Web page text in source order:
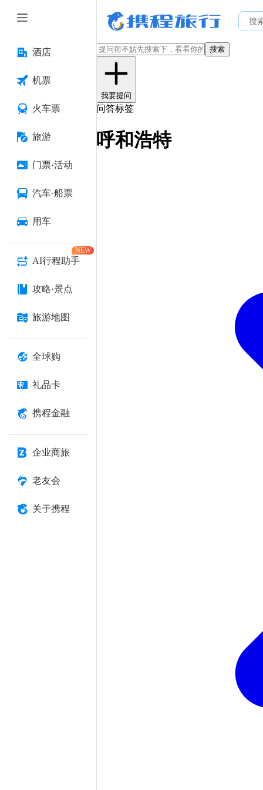
酒店
机票
火车票
旅游
门票·活动
汽车·船票
用车
AI行程助手
NEW
攻略·景点
旅游地图
全球购
礼品卡
携程金融
企业商旅
老友会
关于携程
搜索
我要提问
问答标签
呼和浩特